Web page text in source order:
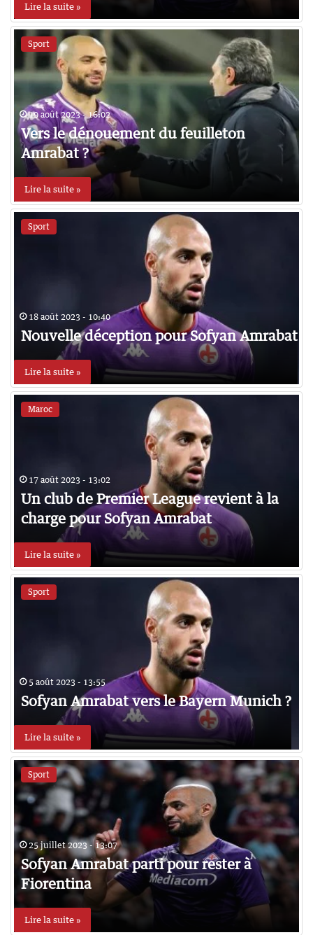
Lire la suite »
Sport
19 août 2023 - 16:02
Vers le dénouement du feuilleton
Amrabat ?
Lire la suite »
Sport
18 août 2023 - 10:40
Nouvelle déception pour Sofyan Amrabat
Lire la suite »
Maroc
17 août 2023 - 13:02
Un club de Premier League revient à la
charge pour Sofyan Amrabat
Lire la suite »
Sport
5 août 2023 - 13:55
Sofyan Amrabat vers le Bayern Munich ?
Lire la suite »
Sport
25 juillet 2023 - 13:07
Sofyan Amrabat parti pour rester à
Fiorentina
Lire la suite »